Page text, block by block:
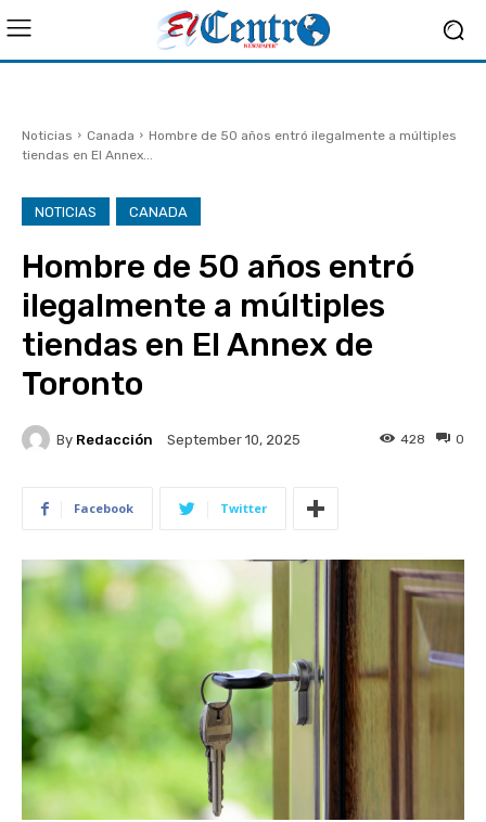
Noticias Canada
Hombre de 50 años entró ilegalmente a múltiples
tiendas en El Annex...
NOTICIAS CANADA
Hombre de 50 años entró
ilegalmente a múltiples
tiendas en El Annex de
Toronto
By Redacción September 10, 2025 0
428
Facebook Twitter